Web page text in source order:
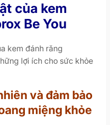
của kem
Be You
kem đánh răng
lợi ích cho sức khỏe
và đảm bảo
miệng khỏe